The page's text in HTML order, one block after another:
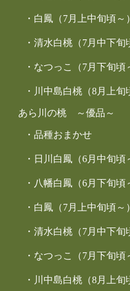
白鳳（7月上中旬頃～）
清水白桃（7月中下旬
なつっこ（7月下旬頃
川中島白桃（8月上旬
あら川の桃 ～優品～
品種おまかせ
日川白鳳（6月中旬頃
八幡白鳳（6月下旬頃
白鳳（7月上中旬頃～）
清水白桃（7月中下旬
なつっこ（7月下旬頃
川中島白桃（8月上旬